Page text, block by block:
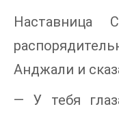
Наставница
Анджали и
— У тебя